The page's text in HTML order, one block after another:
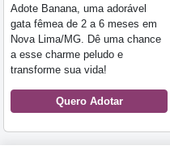
Adote Banana, uma adorável
gata fêmea de 2 a 6 meses em
Nova Lima/MG. Dê uma chance
a esse charme peludo e
transforme sua vida!
Quero Adotar